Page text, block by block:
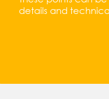
details and